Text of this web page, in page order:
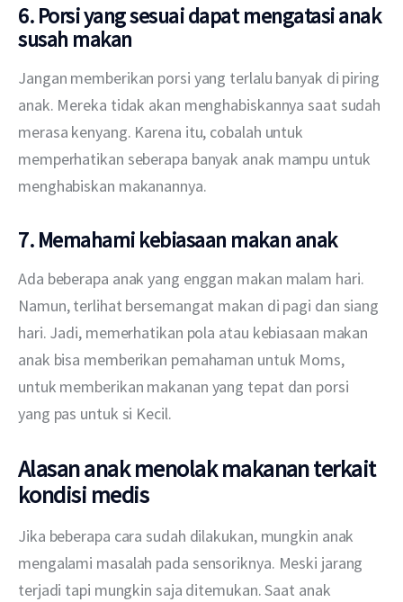
6. Porsi yang sesuai dapat mengatasi anak
susah makan
Jangan memberikan porsi yang terlalu banyak di piring
anak. Mereka tidak akan menghabiskannya saat sudah
merasa kenyang. Karena itu, cobalah untuk
memperhatikan seberapa banyak anak mampu untuk
menghabiskan makanannya.
7. Memahami kebiasaan makan anak
Ada beberapa anak yang enggan makan malam hari.
Namun, terlihat bersemangat makan di pagi dan siang
hari. Jadi, memerhatikan pola atau kebiasaan makan
anak bisa memberikan pemahaman untuk Moms,
untuk memberikan makanan yang tepat dan porsi
yang pas untuk si Kecil.
Alasan anak menolak makanan terkait
kondisi medis
Jika beberapa cara sudah dilakukan, mungkin anak
mengalami masalah pada sensoriknya. Meski jarang
terjadi tapi mungkin saja ditemukan. Saat anak